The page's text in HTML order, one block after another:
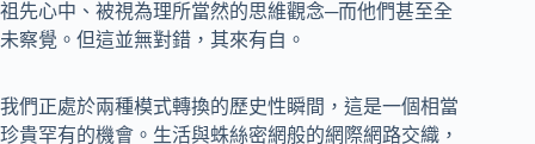
祖先心中、被視為理所當然的思維觀念─而他們甚至全
未察覺。但這並無對錯，其來有自。
我們正處於兩種模式轉換的歷史性瞬間，這是一個相當
珍貴罕有的機會。生活與蛛絲密網般的網際網路交織，